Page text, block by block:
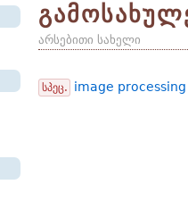
არსებითი სახელი
სპეც. image processing